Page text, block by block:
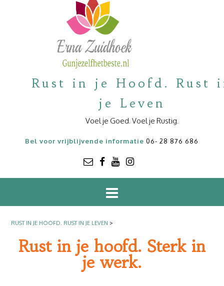
Rust in je Hoofd. Rust
je Leven
Voel je Goed. Voel je Rustig.
Bel voor vrijblijvende informatie 06- 28 876 686
RUST IN JE HOOFD. RUST IN JE LEVEN >
Rust in je hoofd. Sterk in
je werk.